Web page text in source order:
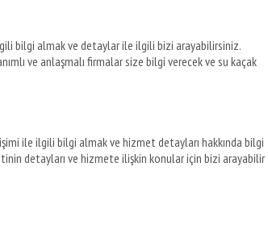
bilgi almak ve detaylar ile ilgili bizi arayabilirsiniz.
ve anlaşmalı firmalar size bilgi verecek ve su kaçak
ile ilgili bilgi almak ve hizmet detayları hakkında bilgi
detayları ve hizmete ilişkin konular için bizi arayabilir